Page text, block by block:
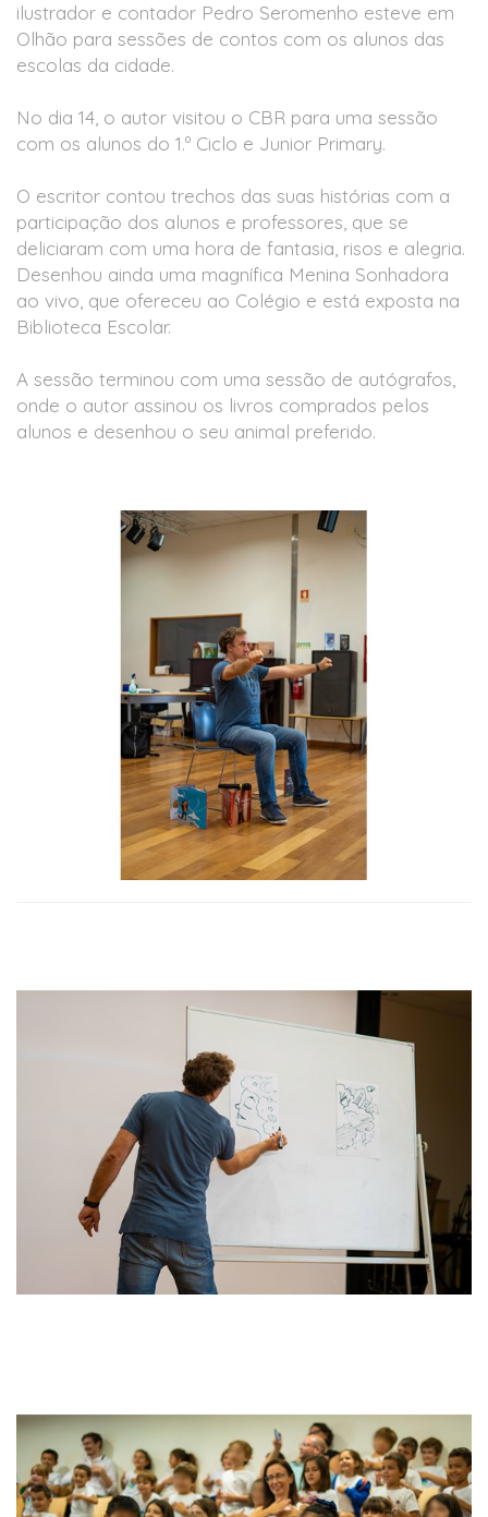
ilustrador e contador Pedro Seromenho esteve em
Olhão para sessões de contos com os alunos das
escolas da cidade.
No dia 14, o autor visitou o CBR para uma sessão
com os alunos do 1.º Ciclo e Junior Primary.
O escritor contou trechos das suas histórias com a
participação dos alunos e professores, que se
deliciaram com uma hora de fantasia, risos e alegria.
Desenhou ainda uma magnífica Menina Sonhadora
ao vivo, que ofereceu ao Colégio e está exposta na
Biblioteca Escolar.
A sessão terminou com uma sessão de autógrafos,
onde o autor assinou os livros comprados pelos
alunos e desenhou o seu animal preferido.